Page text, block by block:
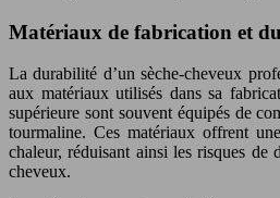
Matériaux de fabrication et
La durabilité d’un sèche-cheveux
aux matériaux utilisés dans sa
supérieure sont souvent équipés de
tourmaline. Ces matériaux offrent
chaleur, réduisant ainsi les risques de
cheveux.